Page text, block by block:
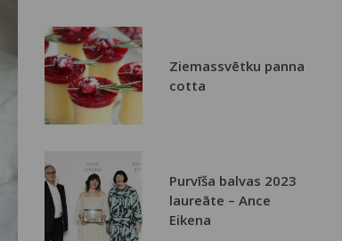
Ziemassvētku panna
cotta
Purvīša balvas 2023
laureāte – Ance
Eikena